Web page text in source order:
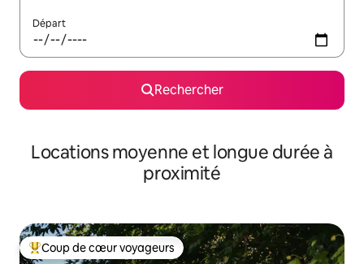
Départ
Rechercher
Locations moyenne et longue durée à
proximité
Coups de cœur voyageurs les plus appréciés
Coup de cœur voyageurs